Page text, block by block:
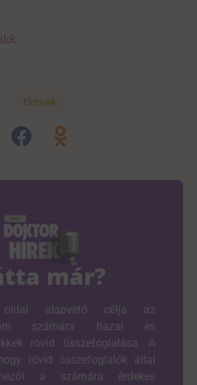
Drhírek
már?
alapvető célja az
számára hazai és
rövid összefoglalása. A
rövid összefoglalók által
a számára érdekes